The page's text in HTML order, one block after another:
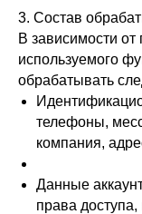
3. Состав
В зависимости
используемого
обрабатывать
телефоны,
компания,
Данные
права